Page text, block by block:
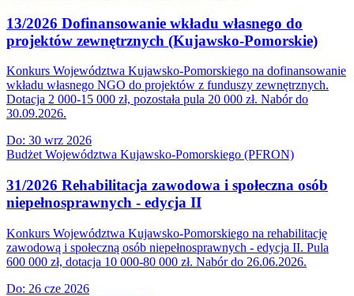
13/2026 Dofinansowanie wkładu własnego do
projektów zewnętrznych (Kujawsko-Pomorskie)
Konkurs Województwa Kujawsko-Pomorskiego na dofinansowanie
wkładu własnego NGO do projektów z funduszy zewnętrznych.
Dotacja 2 000-15 000 zł, pozostała pula 20 000 zł. Nabór do
30.09.2026.
Do: 30 wrz 2026
Budżet Województwa Kujawsko-Pomorskiego (PFRON)
31/2026 Rehabilitacja zawodowa i społeczna osób
niepełnosprawnych - edycja II
Konkurs Województwa Kujawsko-Pomorskiego na rehabilitację
zawodową i społeczną osób niepełnosprawnych - edycja II. Pula
600 000 zł, dotacja 10 000-80 000 zł. Nabór do 26.06.2026.
Do: 26 cze 2026